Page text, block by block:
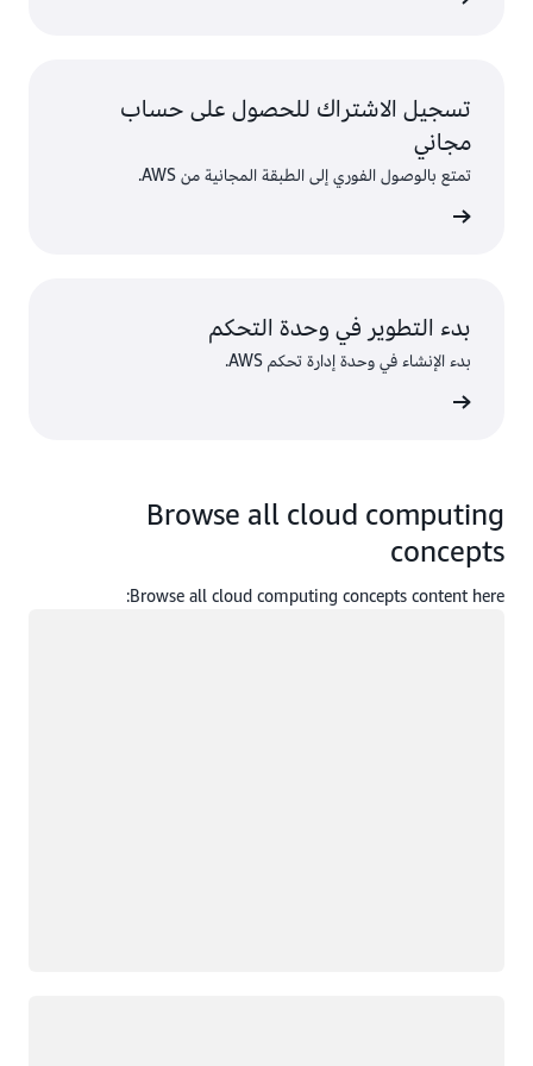
تسجيل الاشتراك للحصول على حساب
مجاني
تمتع بالوصول الفوري إلى الطبقة المجانية من AWS.
بدء التطوير في وحدة التحكم
بدء الإنشاء في وحدة إدارة تحكم AWS.
Browse all cloud computing
concepts
Browse all cloud computing concepts content here: